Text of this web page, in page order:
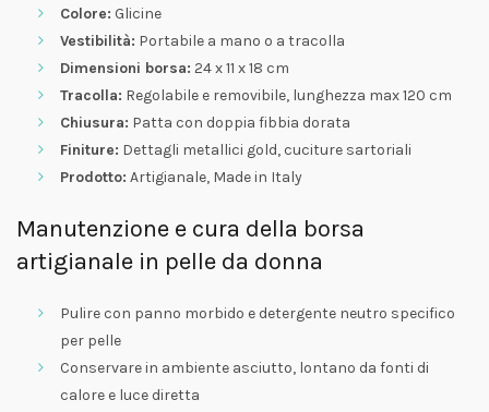
Colore: Glicine
Vestibilità: Portabile a mano o a tracolla
Dimensioni borsa: 24 x 11 x 18 cm
Tracolla: Regolabile e removibile, lunghezza max 120 cm
Chiusura: Patta con doppia fibbia dorata
Finiture: Dettagli metallici gold, cuciture sartoriali
Prodotto: Artigianale, Made in Italy
Manutenzione e cura della borsa
artigianale in pelle da donna
Pulire con panno morbido e detergente neutro specifico
per pelle
Conservare in ambiente asciutto, lontano da fonti di
calore e luce diretta